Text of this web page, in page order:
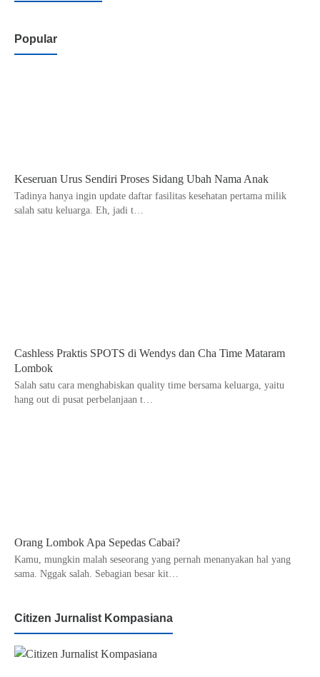
Popular
Keseruan Urus Sendiri Proses Sidang Ubah Nama Anak
Tadinya hanya ingin update daftar fasilitas kesehatan pertama milik
salah satu keluarga. Eh, jadi t…
Cashless Praktis SPOTS di Wendys dan Cha Time Mataram
Lombok
Salah satu cara menghabiskan quality time bersama keluarga, yaitu
hang out di pusat perbelanjaan t…
Orang Lombok Apa Sepedas Cabai?
Kamu, mungkin malah seseorang yang pernah menanyakan hal yang
sama. Nggak salah. Sebagian besar kit…
Citizen Jurnalist Kompasiana